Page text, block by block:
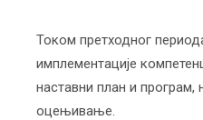
Током претходног
имплементације
наставни план и програм,
оцењивање.